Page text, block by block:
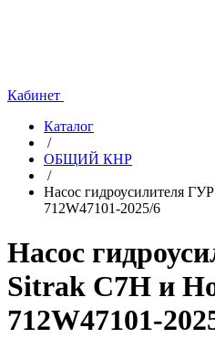
Кабинет
Каталог
/
ОБЩИЙ КНР
/
Насос гидроусилителя
712W47101-2025/6
Насос
Sitrak C7H и
712W47101-